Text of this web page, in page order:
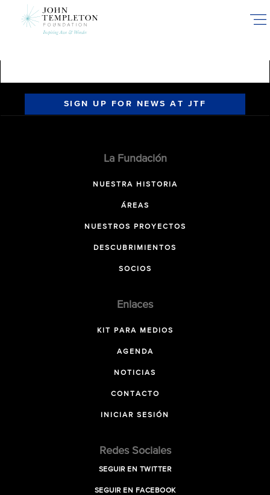
SIGN UP FOR NEWS AT JTF
La Fundación
NUESTRA HISTORIA
ÁREAS
NUESTROS PROYECTOS
DESCUBRIMIENTOS
SOCIOS
Enlaces
KIT PARA MEDIOS
AGENDA
NOTICIAS
CONTACTO
INICIAR SESIÓN
Redes Sociales
SEGUIR EN TWITTER
SEGUIR EN FACEBOOK